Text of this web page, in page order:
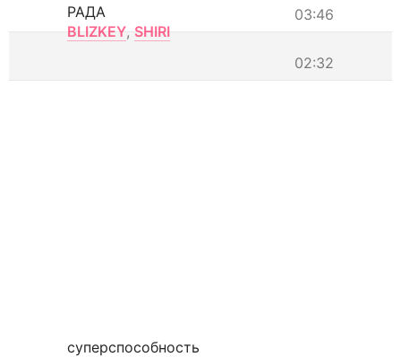
03:46
РАДА
BLIZKEY, SHIRI
02:32
суперспособность